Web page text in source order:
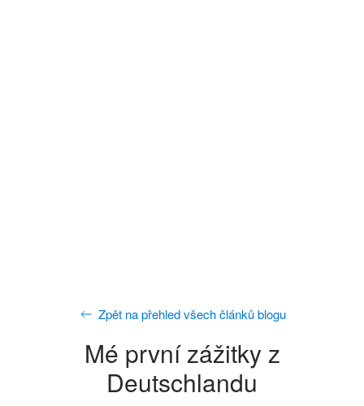
Zpět na přehled všech článků blogu
Mé první zážitky z
Deutschlandu